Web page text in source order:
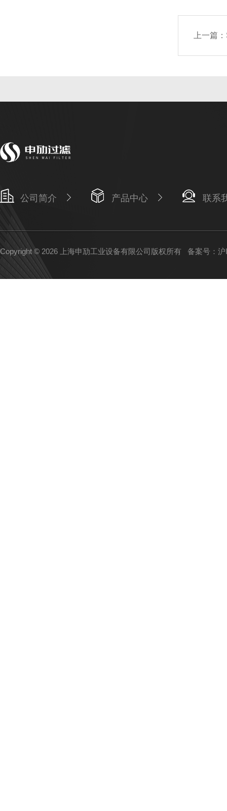
上一篇：
公司简介 产品中心 联系
Copyright © 2026 上海申劢工业设备有限公司版权所有 备案号：